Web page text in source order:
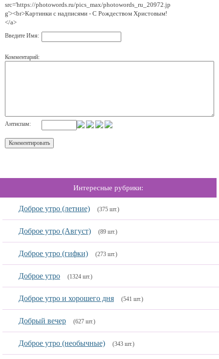
src='https://photowords.ru/pics_max/photowords_ru_20972.jp
g'><br>Картинки с надписями - С Рождеством Христовым!
</a>
Введите Имя:
Комментарий:
Антиспам:
Интересные рубрики:
Доброе утро (летние) (375 шт.)
Доброе утро (Август) (89 шт.)
Доброе утро (гифки) (273 шт.)
Доброе утро (1324 шт.)
Доброе утро и хорошего дня (541 шт.)
Добрый вечер (627 шт.)
Доброе утро (необычные) (343 шт.)